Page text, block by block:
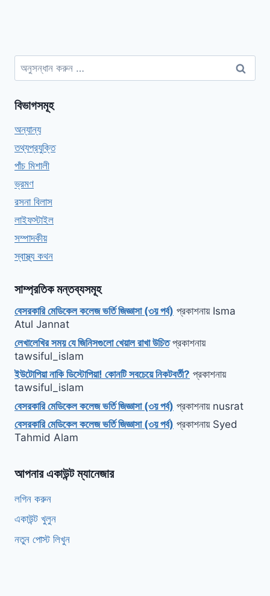
অনুসন্ধানঃ
বিভাগসমূহ
অন্যান্য
তথ্যপ্রযুক্তি
পাঁচ মিশালী
ভ্রমণ
রসনা বিলাস
লাইফস্টাইল
সম্পাদকীয়
স্বাস্থ্য কথন
সাম্প্রতিক মন্তব্যসমূহ
বেসরকারি মেডিকেল কলেজ ভর্তি জিজ্ঞাসা (৩য় পর্ব) প্রকাশনায় Isma
Atul Jannat
লেখালেখির সময় যে জিনিসগুলো খেয়াল রাখা উচিতপ্রকাশনায়
tawsiful_islam
ইউটোপিয়া নাকি ডিস্টোপিয়া! কোনটি সবচেয়ে নিকটবর্তী? প্রকাশনায়
tawsiful_islam
বেসরকারি মেডিকেল কলেজ ভর্তি জিজ্ঞাসা (৩য় পর্ব) প্রকাশনায় nusrat
বেসরকারি মেডিকেল কলেজ ভর্তি জিজ্ঞাসা (৩য় পর্ব) প্রকাশনায় Syed
Tahmid Alam
আপনার একাউন্ট ম্যানেজার
লগিন করুন
একাউন্ট খুলুন
নতুন পোস্ট লিখুন